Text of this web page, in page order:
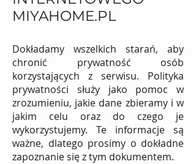
MIYAHOME.PL
Dokładamy wszelkich starań, aby
chronić prywatność osób
korzystających z serwisu. Polityka
prywatności służy jako pomoc w
zrozumieniu, jakie dane zbieramy i w
jakim celu oraz do czego je
wykorzystujemy. Te informacje są
ważne, dlatego prosimy o dokładne
zapoznanie się z tym dokumentem.